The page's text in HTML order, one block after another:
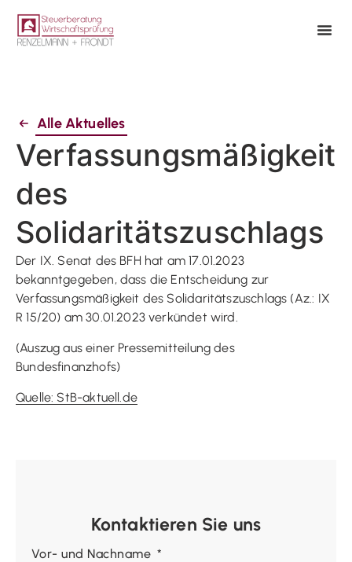
Alle Aktuelles
Verfassungsmäßigkeit
des
Solidaritätszuschlags
Der IX. Senat des BFH hat am 17.01.2023
bekanntgegeben, dass die Entscheidung zur
Verfassungsmäßigkeit des Solidaritätszuschlags (Az.: IX
R 15/20) am 30.01.2023 verkündet wird.
(Auszug aus einer Pressemitteilung des
Bundesfinanzhofs)
Quelle: StB-aktuell.de
Kontaktieren Sie uns
Vor- und Nachname